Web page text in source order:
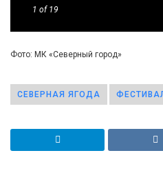
1 of 19
Фото: МК «Северный город»
СЕВЕРНАЯ ЯГОДА